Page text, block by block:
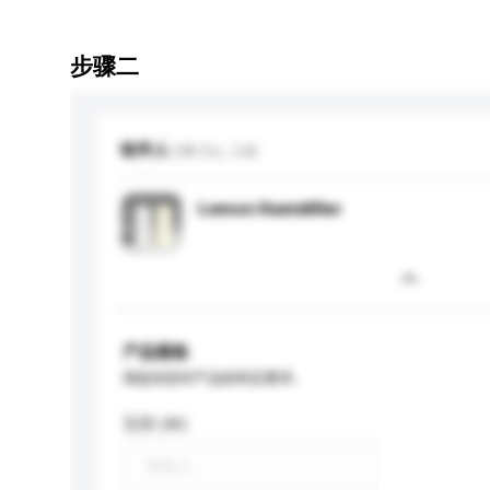
步骤二
收件人
Lemon Humidifier
产品规格
瓦特 (W)